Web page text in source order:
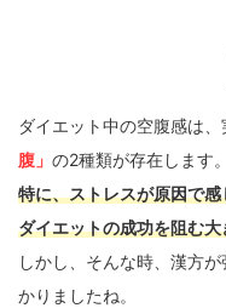
ダイエット中の空腹感は、
腹」 の2種類が存在します。
特に、ストレスが原因で
ダイエットの成功を阻む
しかし、そんな時、漢方
かりましたね。